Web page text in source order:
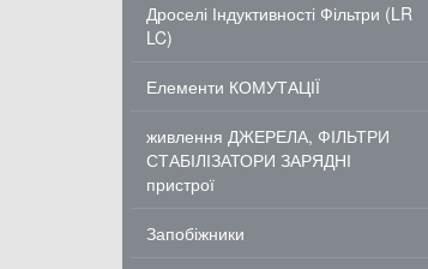
Дроселі Індуктивності Фільтри (LR
LC)
Елементи КОМУТАЦІЇ
живлення ДЖЕРЕЛА, ФІЛЬТРИ
СТАБІЛІЗАТОРИ ЗАРЯДНІ
пристрої
Запобіжники